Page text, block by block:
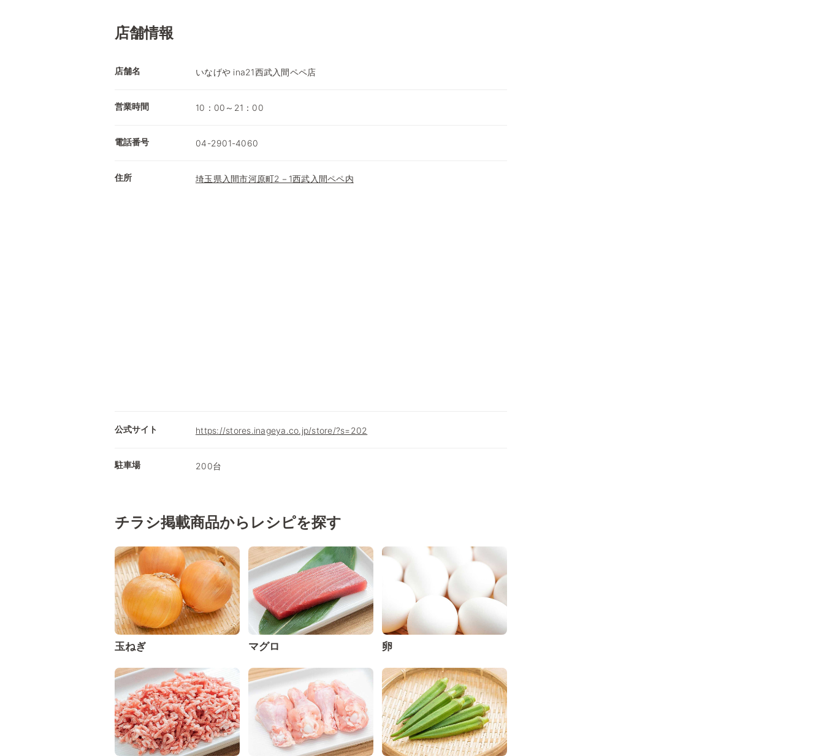
店舗情報
店舗名 いなげや ina21西武入間ペペ店
営業時間 10：00～21：00
電話番号 04-2901-4060
住所 埼玉県入間市河原町2－1西武入間ペペ内
公式サイト https://stores.inageya.co.jp/store/?s=202
駐車場 200台
チラシ掲載商品からレシピを探す
玉ねぎ マグロ 卵